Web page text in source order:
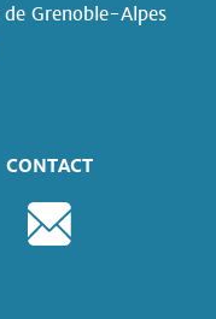
de Grenoble-Alpes
CONTACT